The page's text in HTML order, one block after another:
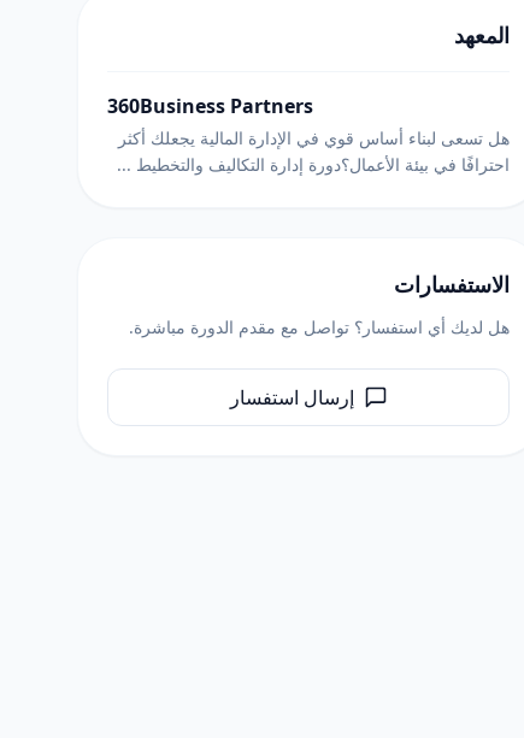
المعهد
360Business Partners
هل تسعى لبناء أساس قوي في الإدارة المالية يجعلك أكثر
احترافًا في بيئة الأعمال؟دورة إدارة التكاليف والتخطيط ...
الاستفسارات
هل لديك أي استفسار؟ تواصل مع مقدم الدورة مباشرة.
إرسال استفسار